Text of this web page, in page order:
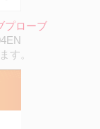
プローブ
す。